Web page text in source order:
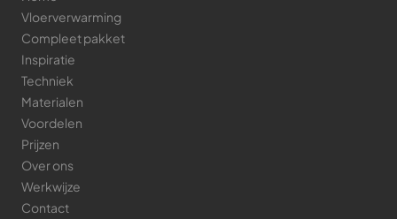
Vloerverwarming
Compleet pakket
Inspiratie
Techniek
Materialen
Voordelen
Prijzen
Over ons
Werkwijze
Contact